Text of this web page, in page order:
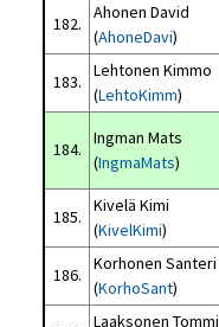
182.
Ahonen David
(AhoneDavi)
183.
Lehtonen Kimmo
(LehtoKimm)
184.
Ingman Mats
(IngmaMats)
185.
Kivelä Kimi
(KivelKimi)
186.
Korhonen Santeri
(KorhoSant)
Laaksonen Tommi